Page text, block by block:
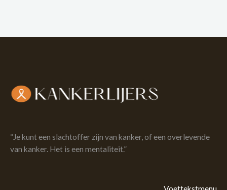
“Je kunt een slachtoffer zijn van kanker, of een overlevende
van kanker. Het is een mentaliteit.”